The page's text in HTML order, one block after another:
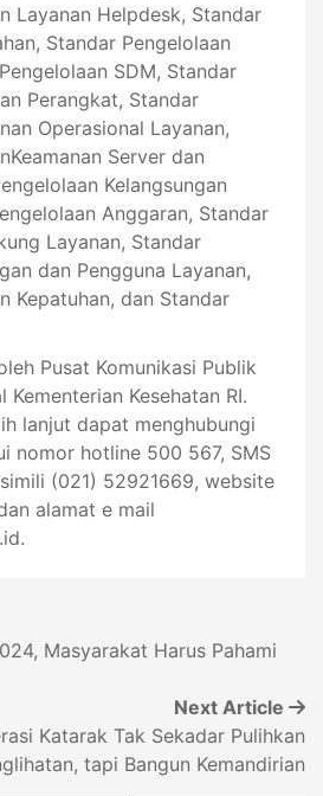
Layanan Helpdesk, Standar
Standar Pengelolaan
SDM, Standar
Perangkat, Standar
Operasional Layanan,
Server dan
Kelangsungan
Anggaran, Standar
Layanan, Standar
dan Pengguna Layanan,
Kepatuhan, dan Standar
Pusat Komunikasi Publik
Kesehatan RI.
lanjut dapat menghubungi
nomor hotline 500 567, SMS
(021) 52921669, website
alamat e mail
.
Masyarakat Harus Pahami
Next Article
Katarak Tak Sekadar Pulihkan
tapi Bangun Kemandirian